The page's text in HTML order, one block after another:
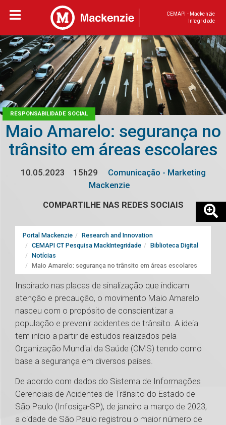
CEMAPI - Mackenzie
Integridade
RESPONSABILIDADE SOCIAL
Maio Amarelo: segurança no
trânsito em áreas escolares
10.05.2023 15h29
Comunicação - Marketing
Mackenzie
COMPARTILHE NAS REDES SOCIAIS
Portal Mackenzie
Research and Innovation
CEMAPI CT Pesquisa MackIntegridade
Biblioteca Digital
Notícias
Maio Amarelo: segurança no trânsito em áreas escolares
Inspirado nas placas de sinalização que indicam
atenção e precaução, o movimento Maio Amarelo
nasceu com o propósito de conscientizar a
população e prevenir acidentes de trânsito. A ideia
tem início a partir de estudos realizados pela
Organização Mundial da Saúde (OMS) tendo como
base a segurança em diversos países.
De acordo com dados do Sistema de Informações
Gerenciais de Acidentes de Trânsito do Estado de
São Paulo (Infosiga-SP), de janeiro a março de 2023,
a cidade de São Paulo registrou o maior número de